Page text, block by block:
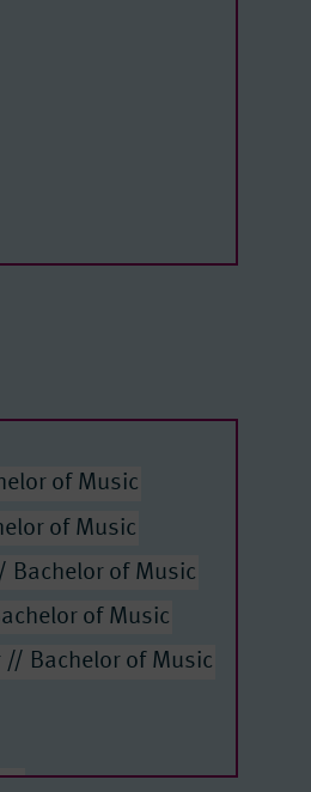
of Music
of Music
Bachelor of Music
of Music
// Bachelor of Music